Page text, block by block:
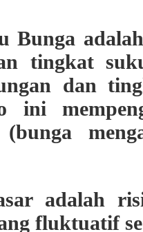
tingkat
dan
ini
adalah
fluktuatif